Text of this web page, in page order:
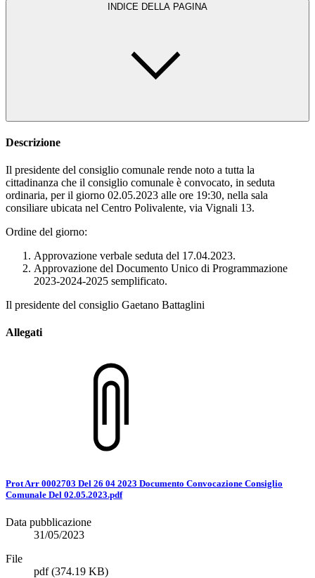
INDICE DELLA PAGINA
Descrizione
Il presidente del consiglio comunale rende noto a tutta la
cittadinanza che il consiglio comunale è convocato, in seduta
ordinaria, per il giorno 02.05.2023 alle ore 19:30, nella sala
consiliare ubicata nel Centro Polivalente, via Vignali 13.
Ordine del giorno:
Approvazione verbale seduta del 17.04.2023.
Approvazione del Documento Unico di Programmazione
2023-2024-2025 semplificato.
Il presidente del consiglio Gaetano Battaglini
Allegati
Prot Arr 0002703 Del 26 04 2023 Documento Convocazione Consiglio
Comunale Del 02.05.2023.pdf
Data pubblicazione
31/05/2023
File
pdf(374.19 KB)